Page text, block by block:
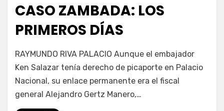
CASO ZAMBADA: LOS
PRIMEROS DÍAS
porFernando Miranda Servín
RAYMUNDO RIVA PALACIO Aunque el embajador
Ken Salazar tenía derecho de picaporte en Palacio
Nacional, su enlace permanente era el fiscal
general Alejandro Gertz Manero,…